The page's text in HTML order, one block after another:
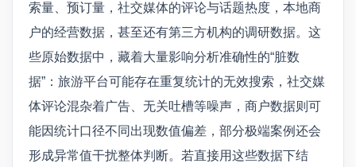
索量、预订量，社交媒体的评论与话题热度，本地商
户的经营数据，甚至还有第三方机构的调研数据。这
些原始数据中，藏着大量影响分析准确性的“脏数
据”：旅游平台可能存在重复统计的无效搜索，社交媒
体评论混杂着广告、无关吐槽等噪声，商户数据则可
能因统计口径不同出现数值偏差，部分极端案例还会
形成异常值干扰整体判断。若直接用这些数据下结